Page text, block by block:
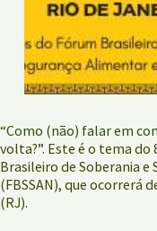
“Como (não) falar em
volta?”. Este é o tema
Brasileiro de Soberania
(FBSSAN), que ocorrerá
(RJ).